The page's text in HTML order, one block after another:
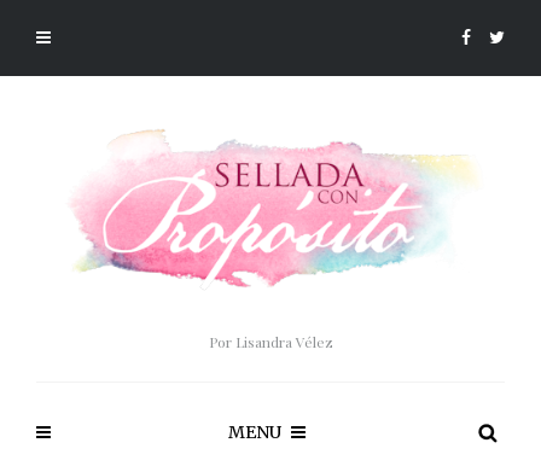
Por Lisandra Vélez
MENU